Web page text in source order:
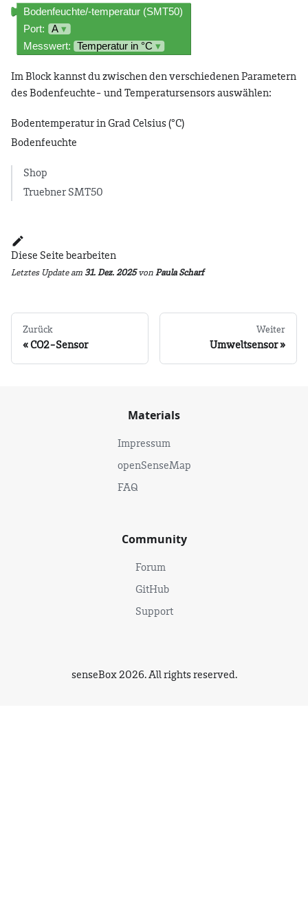
Im Block kannst du zwischen den verschiedenen Parametern
des Bodenfeuchte- und Temperatursensors auswählen:
Bodentemperatur in Grad Celsius (°C)
Bodenfeuchte
Shop
Truebner SMT50
Diese Seite bearbeiten
Letztes Updateam 31. Dez. 2025von Paula Scharf
Zurück
CO2-Sensor
Weiter
Umweltsensor
Materials
Impressum
openSenseMap
FAQ
Community
Forum
GitHub
Support
senseBox 2026. All rights reserved.